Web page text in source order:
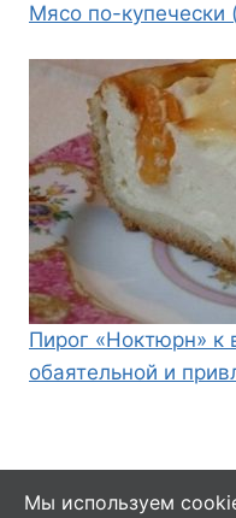
Мясо по-купечески
Пирог «Ноктюрн» к
обаятельной и
Мы используем